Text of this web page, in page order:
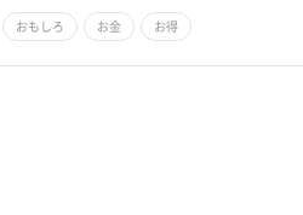
おもしろ お金 お得